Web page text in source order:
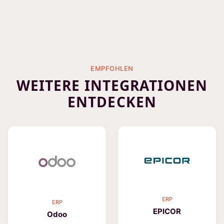
EMPFOHLEN
WEITERE INTEGRATIONEN
ENTDECKEN
ERP
Odoo
ERP
EPICOR